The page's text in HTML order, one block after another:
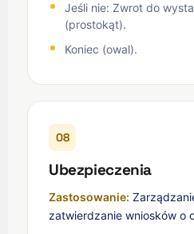
Jeśli nie: Zwrot do
(prostokąt).
Koniec (owal).
08
Ubezpieczenia
Zastosowanie:
zatwierdzanie wniosków o